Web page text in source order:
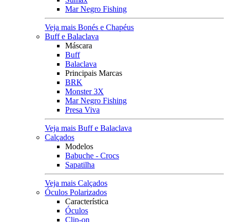
Mar Negro Fishing
Veja mais Bonés e Chapéus
Buff e Balaclava
Máscara
Buff
Balaclava
Principais Marcas
BRK
Monster 3X
Mar Negro Fishing
Presa Viva
Veja mais Buff e Balaclava
Calçados
Modelos
Babuche - Crocs
Sapatilha
Veja mais Calçados
Óculos Polarizados
Característica
Óculos
Clip-on